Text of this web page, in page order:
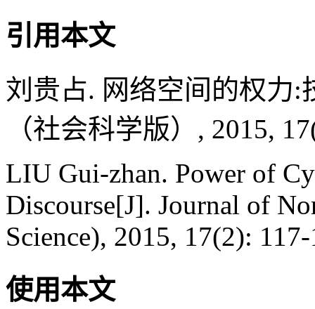
引用本文
刘贵占. 网络空间的权力:
（社会科学版）, 2015,
LIU Gui-zhan. Power of
Discourse[J]. Journal of
Science), 2015, 17(2):
使用本文